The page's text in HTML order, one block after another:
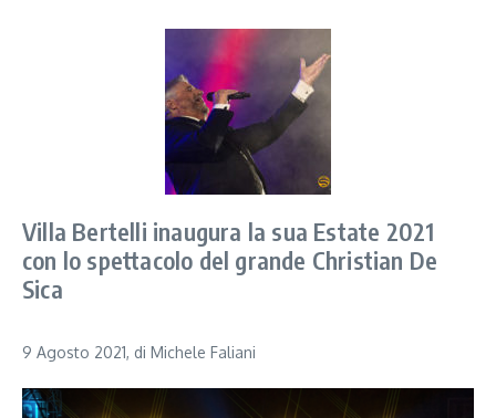
Villa Bertelli inaugura la sua Estate 2021
con lo spettacolo del grande Christian De
Sica
9 Agosto 2021, di Michele Faliani